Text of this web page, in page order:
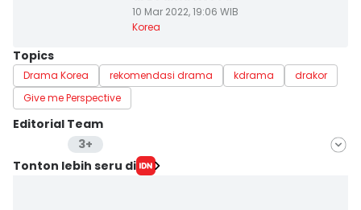
10 Mar 2022, 19:06 WIB
Korea
Topics
Drama Korea rekomendasi drama kdrama
drakor
Give me Perspective
Editorial Team
3+
Editor
Tonton lebih seru di